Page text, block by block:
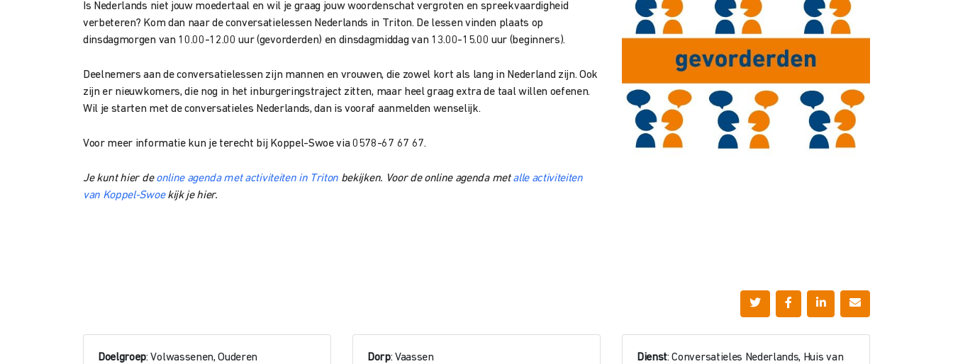
Is Nederlands niet jouw moedertaal en wil je graag jouw woordenschat vergroten en spreekvaardigheid
verbeteren? Kom dan naar de conversatielessen Nederlands in Triton. De lessen vinden plaats op
dinsdagmorgen van 10.00-12.00 uur (gevorderden) en dinsdagmiddag van 13.00-15.00 uur (beginners).
Deelnemers aan de conversatielessen zijn mannen en vrouwen, die zowel kort als lang in Nederland zijn. Ook
zijn er nieuwkomers, die nog in het inburgeringstraject zitten, maar heel graag extra de taal willen oefenen.
Wil je starten met de conversatieles Nederlands, dan is vooraf aanmelden wenselijk.
Voor meer informatie kun je terecht bij Koppel-Swoe via 0578-67 67 67.
Je kunt hier deonline agenda met activiteiten in Triton bekijken. Voor de online agenda metalle activiteiten
van Koppel-Swoekijk je hier.
Doelgroep: Volwassenen, Ouderen Dorp: Vaassen Dienst: Conversatieles Nederlands, Huis van